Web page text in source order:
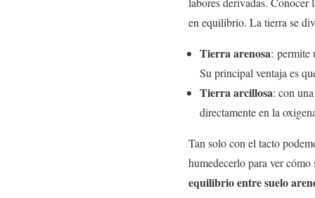
en equilibrio. La tierra se
Tierra arenosa: permite
Su principal ventaja es
Tierra arcillosa: con
directamente en la
Tan solo con el tacto
humedecerlo para ver
equilibrio entre suelo